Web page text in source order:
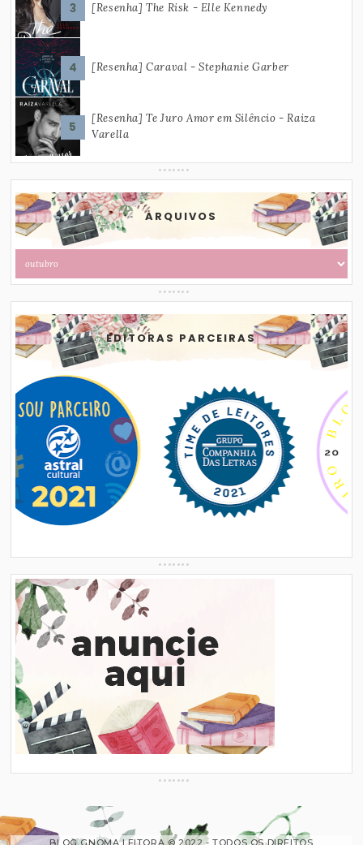
[Resenha] The Risk - Elle Kennedy
[Resenha] Caraval - Stephanie Garber
[Resenha] Te Juro Amor em Silêncio - Raiza
Varella
ARQUIVOS
EDITORAS PARCEIRAS